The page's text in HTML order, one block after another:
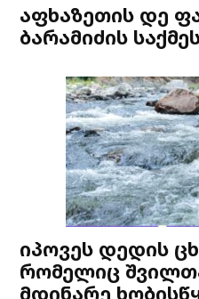
აფხაზეთის დე
ბარამიძის
იპოვეს დედის
რომელიც
მდინარე